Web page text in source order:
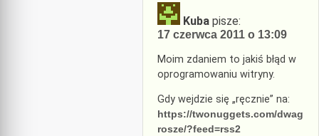
Kuba pisze:
17 czerwca 2011 o 13:09
Moim zdaniem to jakiś błąd w
oprogramowaniu witryny.
Gdy wejdzie się „ręcznie” na:
https://twonuggets.com/dwag
rosze/?feed=rss2